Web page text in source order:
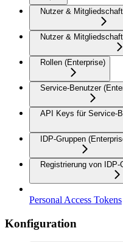
Nutzer &
Nutzer &
Rollen (Enterprise)
Service-Benutzer
API Keys für Service-
IDP-Gruppen
Registrierung von
Personal Access Tokens
Konfiguration